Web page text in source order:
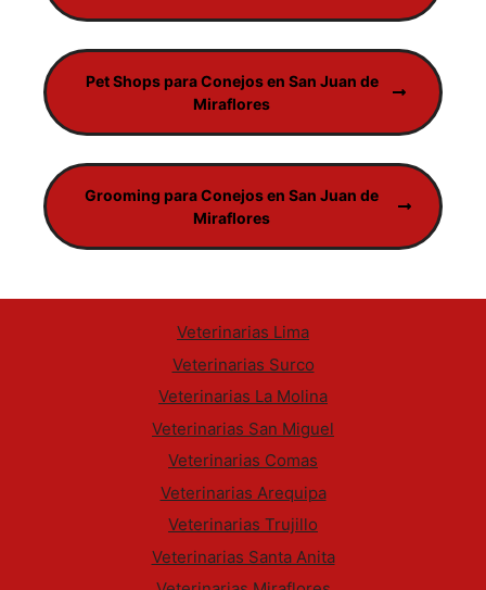
Pet Shops para Conejos en San Juan de
Miraflores
Grooming para Conejos en San Juan de
Miraflores
Veterinarias Lima
Veterinarias Surco
Veterinarias La Molina
Veterinarias San Miguel
Veterinarias Comas
Veterinarias Arequipa
Veterinarias Trujillo
Veterinarias Santa Anita